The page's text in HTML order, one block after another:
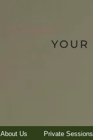
About Us Private Sessions